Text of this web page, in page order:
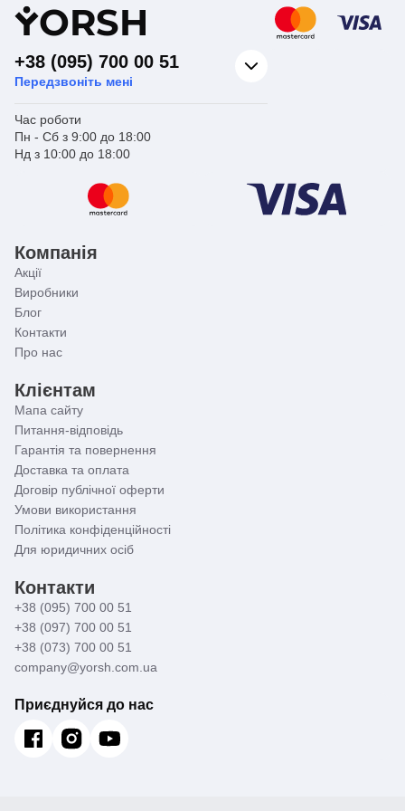
YORSH
+38 (095) 700 00 51
Передзвоніть мені
Час роботи
Пн - Сб з 9:00 до 18:00
Нд з 10:00 до 18:00
Компанія
Акції
Виробники
Блог
Контакти
Про нас
Клієнтам
Мапа сайту
Питання-відповідь
Гарантія та повернення
Доставка та оплата
Договір публічної оферти
Умови використання
Політика конфіденційності
Для юридичних осіб
Контакти
+38 (095) 700 00 51
+38 (097) 700 00 51
+38 (073) 700 00 51
company@yorsh.com.ua
Приєднуйся до нас